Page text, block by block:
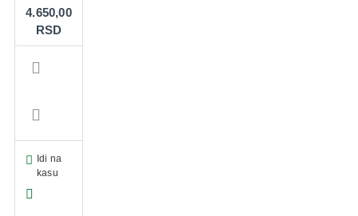
4.650,00
RSD
Idi na
kasu